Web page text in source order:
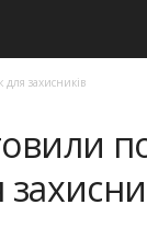
захисників